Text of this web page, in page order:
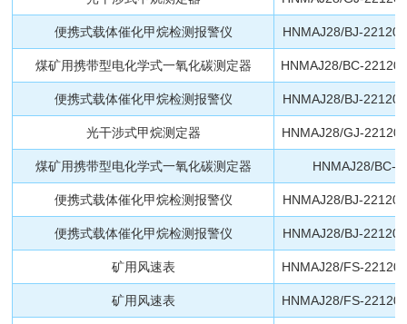
便携式载体催化甲烷检测报警仪 HNMAJ28/BJ-
煤矿用携带型电化学式一氧化碳测定器 HNMAJ28/BC-
便携式载体催化甲烷检测报警仪 HNMAJ28/BJ-
光干涉式甲烷测定器 HNMAJ28/GJ-
煤矿用携带型电化学式一氧化碳测定器 HNMAJ28/BC-
便携式载体催化甲烷检测报警仪 HNMAJ28/BJ-
便携式载体催化甲烷检测报警仪 HNMAJ28/BJ-
矿用风速表 HNMAJ28/FS-
矿用风速表 HNMAJ28/FS-